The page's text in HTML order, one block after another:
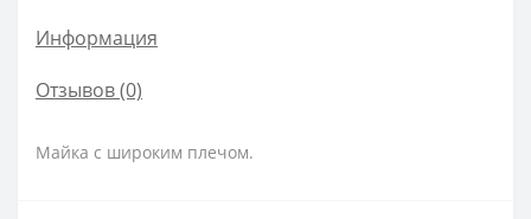
Информация
Отзывов (0)
Майка с широким плечом.